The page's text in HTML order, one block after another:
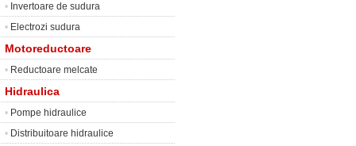
• Invertoare de sudura
• Electrozi sudura
Motoreductoare
• Reductoare melcate
Hidraulica
• Pompe hidraulice
• Distribuitoare hidraulice